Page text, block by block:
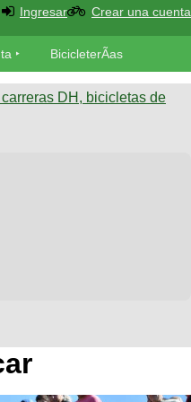
Ingresar Crear una cuenta
BicicleterÃ­as
DH, bicicletas de